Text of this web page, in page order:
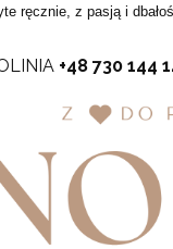
ręcznie, z pasją i
+48 730 144